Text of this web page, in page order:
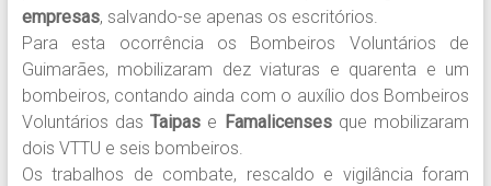
empresas, salvando-se apenas os escritórios.
Para esta ocorrência os Bombeiros Voluntários de
Guimarães, mobilizaram dez viaturas e quarenta e um
bombeiros, contando ainda com o auxílio dos Bombeiros
Voluntários dasTaipas e Famalicensesque mobilizaram
dois VTTU e seis bombeiros.
Os trabalhos de combate, rescaldo e vigilância foram